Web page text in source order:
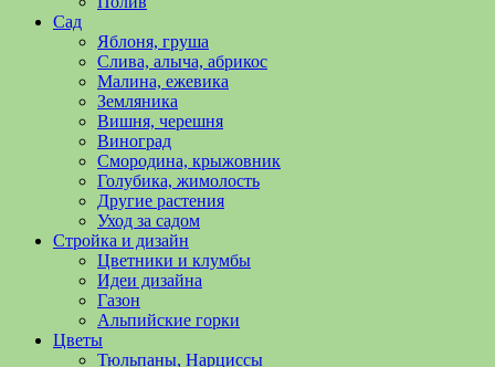
уходу
овощами,
растениями
Поможем
обустройстве
выращивании
Сад
Яблоня, груша
Слива, алыча, абрикос
Малина, ежевика
Земляника
Вишня, черешня
Виноград
Смородина, крыжовник
Голубика, жимолость
Другие растения
Уход за садом
Стройка и дизайн
Цветники и клумбы
Идеи дизайна
Газон
Альпийские горки
Цветы
Тюльпаны, Нарциссы